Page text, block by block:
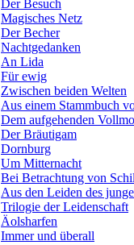
Der Besuch
Magisches Netz
Der Becher
Nachtgedanken
An Lida
Für ewig
Zwischen beiden Welten
Aus einem Stammbuch
Dem aufgehenden
Der Bräutigam
Dornburg
Um Mitternacht
Bei Betrachtung von
Aus den Leiden des
Trilogie der Leidenschaft
Äolsharfen
Immer und überall